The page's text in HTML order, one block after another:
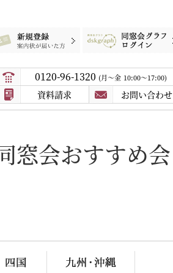
案内状が届いた方 同窓会グラフログイン
0120-96-1320 月〜金 10:00～17:00
資料請求 お問い合わせ
窓会おすすめ会